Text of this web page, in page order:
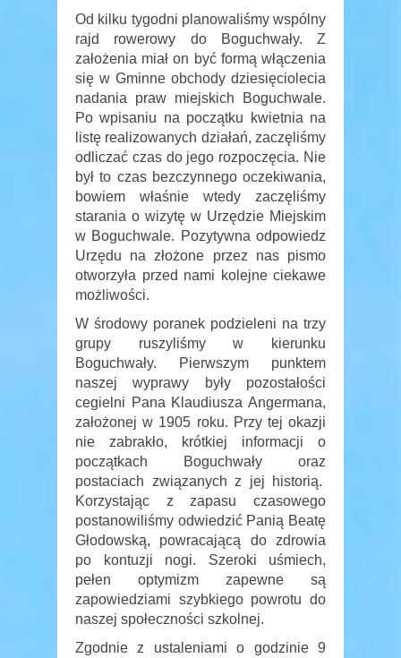
Od kilku tygodni planowaliśmy wspólny
rajd rowerowy do Boguchwały. Z
założenia miał on być formą włączenia
się w Gminne obchody dziesięciolecia
nadania praw miejskich Boguchwale.
Po wpisaniu na początku kwietnia na
listę realizowanych działań, zaczęliśmy
odliczać czas do jego rozpoczęcia. Nie
był to czas bezczynnego oczekiwania,
bowiem właśnie wtedy zaczęliśmy
starania o wizytę w Urzędzie Miejskim
w Boguchwale. Pozytywna odpowiedz
Urzędu na złożone przez nas pismo
otworzyła przed nami kolejne ciekawe
możliwości.
W środowy poranek podzieleni na trzy
grupy ruszyliśmy w kierunku
Boguchwały. Pierwszym punktem
naszej wyprawy były pozostałości
cegielni Pana Klaudiusza Angermana,
założonej w 1905 roku. Przy tej okazji
nie zabrakło, krótkiej informacji o
początkach Boguchwały oraz
postaciach związanych z jej historią.
Korzystając z zapasu czasowego
postanowiliśmy odwiedzić Panią Beatę
Głodowską, powracającą do zdrowia
po kontuzji nogi. Szeroki uśmiech,
pełen optymizm zapewne są
zapowiedziami szybkiego powrotu do
naszej społeczności szkolnej.
Zgodnie z ustaleniami o godzinie 9